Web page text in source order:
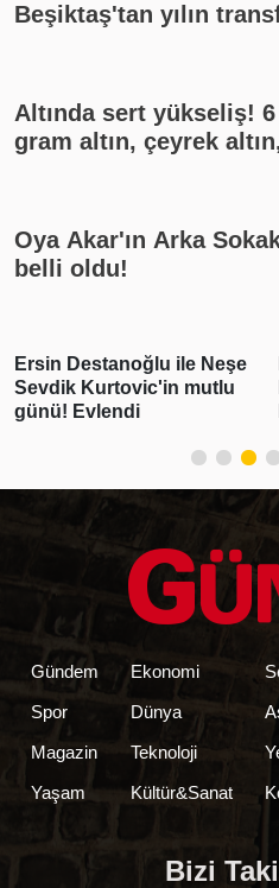
Beşiktaş'tan yılın
Altında sert yükseliş! 6 Ağustos Perşembe
gram altın, çeyrek
Oya Akar'ın Arka
belli oldu!
Ersin Destanoğlu ile Neşe
Sevdik Kurtovic'in mutlu
günü! Evlendi
Gündem
Spor
Magazin
Yaşam
Ekonomi
Dünya
Teknoloji
Kültür&Sanat
Bizi